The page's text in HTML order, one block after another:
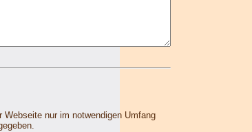
nur im notwendigen Umfang